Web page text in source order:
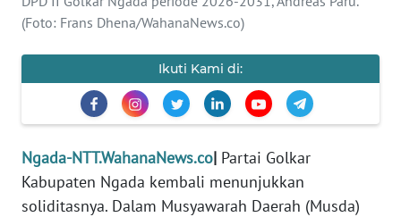
(Foto: Frans Dhena/WahanaNews.co)
Ikuti Kami di:
Ngada-NTT.WahanaNews.co| Partai Golkar
Kabupaten Ngada kembali menunjukkan
soliditasnya. Dalam Musyawarah Daerah (Musda)
INFO
IKLAN
PEDOMAN
MEDIA
SIBER